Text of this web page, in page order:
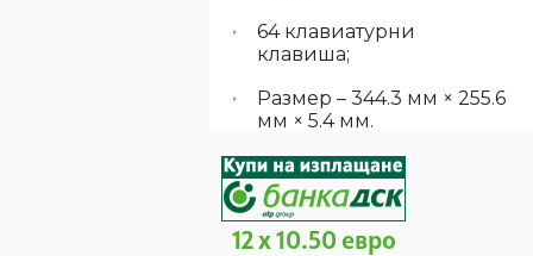
64 клавиатурни
клавиша;
Размер – 344.3 мм × 255.6
мм × 5.4 мм.
12 x 10.50 евро